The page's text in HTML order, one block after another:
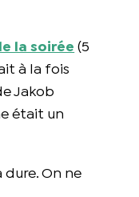
la soirée (5
à la fois
Jakob
était un
dure. On ne